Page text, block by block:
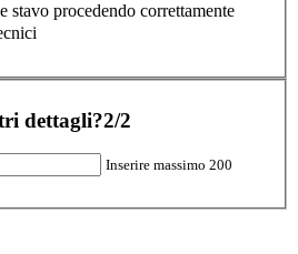
stavo procedendo correttamente
dettagli?2/2
Inserire massimo 200